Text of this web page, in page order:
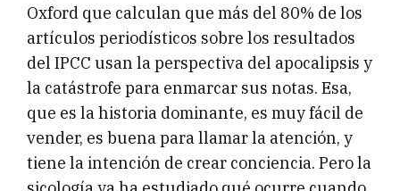
Oxford que calculan que más del 80% de los
artículos periodísticos sobre los resultados
del IPCC usan la perspectiva del apocalipsis y
la catástrofe para enmarcar sus notas. Esa,
que es la historia dominante, es muy fácil de
vender, es buena para llamar la atención, y
tiene la intención de crear conciencia. Pero la